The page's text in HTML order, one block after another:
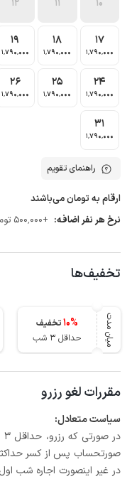
17
1٬790٬000
18
1٬790٬000
19
1٬790٬000
24
1٬790٬000
25
1٬790٬000
26
1٬790٬000
31
1٬790٬000
راهنمای تقویم
ارقام به تومان می‌باشند
نرخ هر نفر اضافه: +500٬000 تومان / بیشتر از 4 نفر
تخفیف‌ها
میان مدت 10%
تخفیف
حداقل 3 شب
مقررات لغو رزرو
سیاست متعادل: